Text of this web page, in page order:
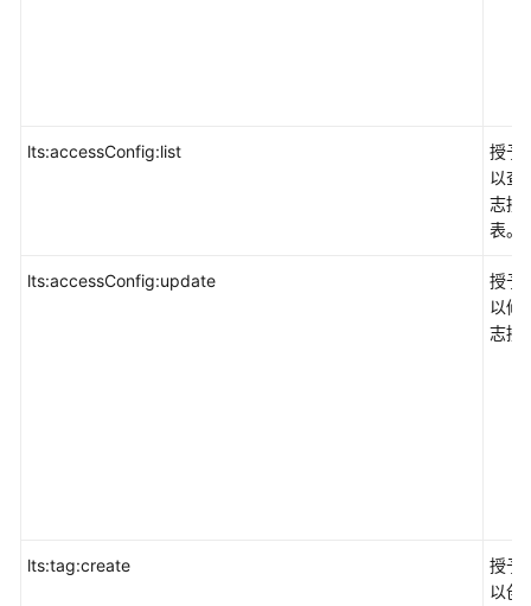
lts:accessConfig:list
授予
以查
志接
表。
lts:accessConfig:update
授予
以修
志接
lts:tag:create
授予
以创